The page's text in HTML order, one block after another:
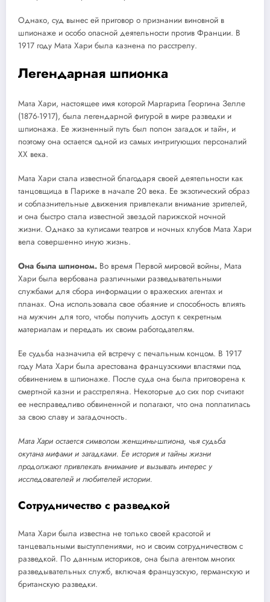
Однако, суд вынес ей приговор о признании виновной в
шпионаже и особо опасной деятельности против Франции. В
1917 году Мата Хари была казнена по расстрелу.
Легендарная шпионка
Мата Хари, настоящее имя которой Маргарита Георгина Зелле
(1876-1917), была легендарной фигурой в мире разведки и
шпионажа. Ее жизненный путь был полон загадок и тайн, и
поэтому она остается одной из самых интригующих персоналий
XX века.
Мата Хари стала известной благодаря своей деятельности как
танцовщица в Париже в начале 20 века. Ее экзотический образ
и соблазнительные движения привлекали внимание зрителей,
и она быстро стала известной звездой парижской ночной
жизни. Однако за кулисами театров и ночных клубов Мата Хари
вела совершенно иную жизнь.
Она была шпионом. Во время Первой мировой войны, Мата
Хари была вербована различными разведывательными
службами для сбора информации о вражеских агентах и
планах. Она использовала свое обаяние и способность влиять
на мужчин для того, чтобы получить доступ к секретным
материалам и передать их своим работодателям.
Ее судьба назначила ей встречу с печальным концом. В 1917
году Мата Хари была арестована французскими властями под
обвинением в шпионаже. После суда она была приговорена к
смертной казни и расстреляна. Некоторые до сих пор считают
ее несправедливо обвиненной и полагают, что она поплатилась
за свою славу и загадочность.
Мата Хари остается символом женщины-шпиона, чья судьба
окутана мифами и загадками. Ее история и тайны жизни
продолжают привлекать внимание и вызывать интерес у
исследователей и любителей истории.
Сотрудничество с разведкой
Мата Хари была известна не только своей красотой и
танцевальными выступлениями, но и своим сотрудничеством с
разведкой. По данным историков, она была агентом многих
разведывательных служб, включая французскую, германскую и
британскую разведки.